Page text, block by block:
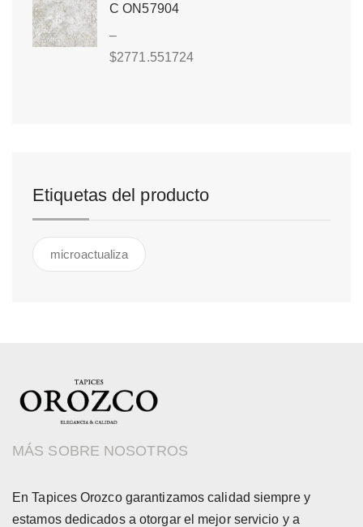
C ON57904
–
$2771.551724
Etiquetas del producto
microactualiza
MÁS SOBRE NOSOTROS
En Tapices Orozco garantizamos calidad siempre y
estamos dedicados a otorgar el mejor servicio y a